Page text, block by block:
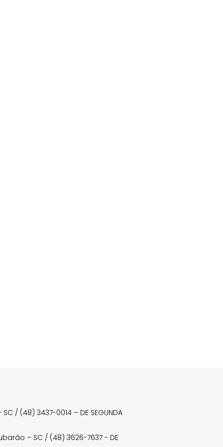
/ (48) 3437-0014 – DE SEGUNDA
– SC / (48) 3626-7637 - DE